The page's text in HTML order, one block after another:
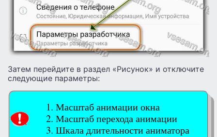
Затем перейдите в раздел «Рисунок» и отключите
следующие параметры:
Масштаб анимации окна
Масштаб перехода анимации
Шкала длительности аниматора